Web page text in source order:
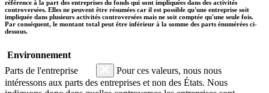
référence à la part des entreprises du fonds qui sont impliquées dans des activités
controversées. Elles ne peuvent être résumées car il est possible qu'une entreprise soit
impliquée dans plusieurs activités controversées mais ne soit comptée qu'une seule fois.
Par conséquent, le montant total peut être inférieur à la somme des parts énumérées ci-
dessous.
Environnement
Parts de l'entreprise
Pour ces valeurs, nous nous
intéressons aux parts des entreprises et non des États. Nous